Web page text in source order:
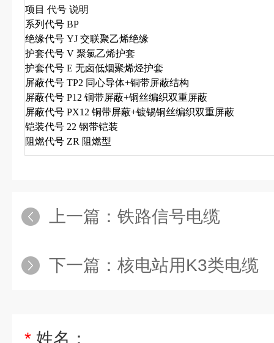
项目 代号 说明
系列代号 BP
绝缘代号 YJ 交联聚乙烯绝缘
护套代号 V 聚氯乙烯护套
护套代号 E 无卤低烟聚烯烃护套
屏蔽代号 TP2 同心导体+铜带屏蔽结构
屏蔽代号 P12 铜带屏蔽+铜丝编织双重屏蔽
屏蔽代号 PX12 铜带屏蔽+镀锡铜丝编织双重屏蔽
铠装代号 22 钢带铠装
阻燃代号 ZR 阻燃型
上一篇： 铁路信号电缆
下一篇： 核电站用K3类电缆
* 姓名：